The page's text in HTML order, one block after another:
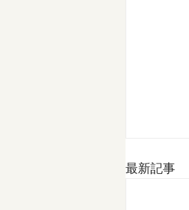
最新記事